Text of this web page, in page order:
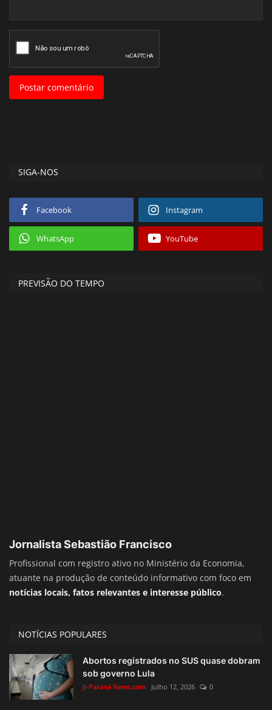
Postar comentário
SIGA-NOS
Facebook Instagram
WhatsApp YouTube
PREVISÃO DO TEMPO
Jornalista Sebastião Francisco
Profissional com registro ativo no Ministério da Economia,
atuante na produção de conteúdo informativo com foco em
notícias locais, fatos relevantes e interesse público.
NOTÍCIAS POPULARES
Abortos registrados no SUS quase dobram
sob governo Lula
Ji-Paraná News.com Julho 12, 2026 0